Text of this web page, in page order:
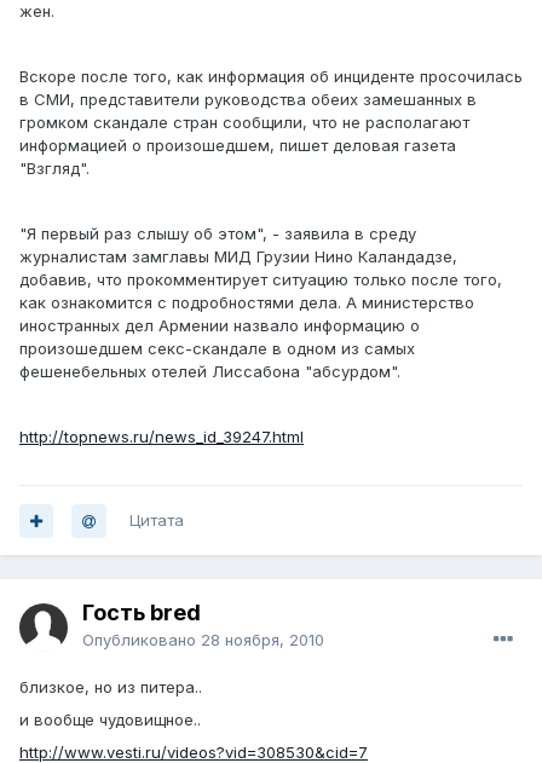
жен.
Вскоре после того, как информация об инциденте просочилась
в СМИ, представители руководства обеих замешанных в
громком скандале стран сообщили, что не располагают
информацией о произошедшем, пишет деловая газета
"Взгляд".
"Я первый раз слышу об этом", - заявила в среду
журналистам замглавы МИД Грузии Нино Каландадзе,
добавив, что прокомментирует ситуацию только после того,
как ознакомится с подробностями дела. А министерство
иностранных дел Армении назвало информацию о
произошедшем секс-скандале в одном из самых
фешенебельных отелей Лиссабона "абсурдом".
http://topnews.ru/news_id_39247.html
Цитата
Гость bred
Опубликовано 28 ноября, 2010
близкое, но из питера..
и вообще чудовищное..
http://www.vesti.ru/videos?vid=308530&cid=7